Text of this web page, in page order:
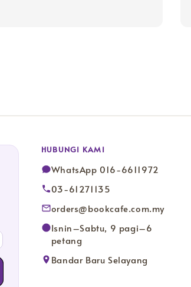
HUBUNGI KAMI
WhatsApp 016-6611972
03-61271135
orders@bookcafe.com.my
Isnin–Sabtu, 9 pagi–6
petang
Bandar Baru Selayang